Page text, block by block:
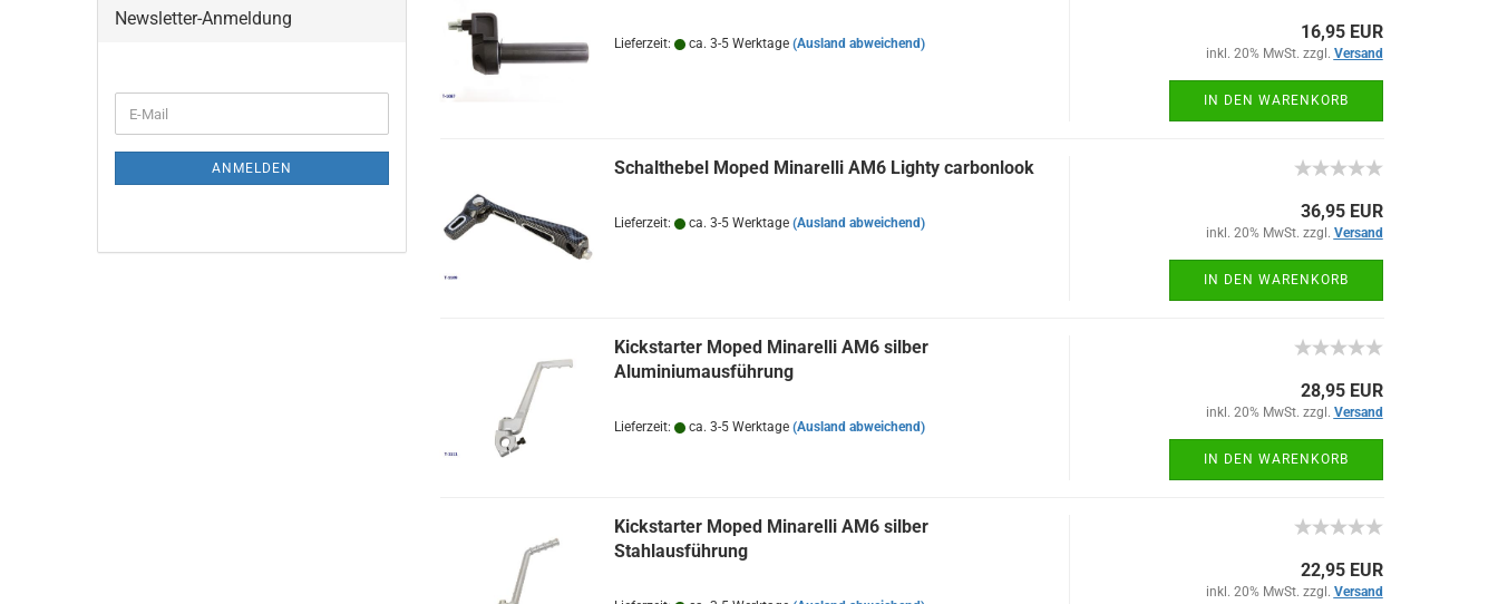
Lieferzeit: ca. 3-5 Werktage (Ausland abweichend)
16,95 EUR
inkl. 20% MwSt. zzgl. Versand
IN DEN WARENKORB
Schalthebel Moped Minarelli AM6 Lighty carbonlook
Lieferzeit: ca. 3-5 Werktage (Ausland abweichend)
36,95 EUR
inkl. 20% MwSt. zzgl. Versand
IN DEN WARENKORB
Kickstarter Moped Minarelli AM6 silber
Aluminiumausführung
Lieferzeit: ca. 3-5 Werktage (Ausland abweichend)
28,95 EUR
inkl. 20% MwSt. zzgl. Versand
IN DEN WARENKORB
Kickstarter Moped Minarelli AM6 silber
Stahlausführung
22,95 EUR
inkl. 20% MwSt. zzgl. Versand
Newsletter-Anmeldung
E-
Mail
ANMELDEN